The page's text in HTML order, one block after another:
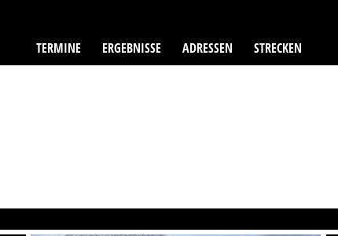
TERMINE ERGEBNISSE ADRESSEN STRECKEN